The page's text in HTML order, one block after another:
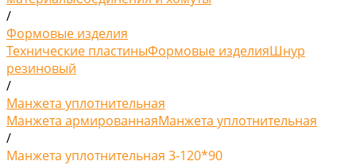
/
Формовые изделия
Технические пластиныФормовые изделияШнур
резиновый
/
Манжета уплотнительная
Манжета армированнаяМанжета уплотнительная
/
Манжета уплотнительная 3-120*90